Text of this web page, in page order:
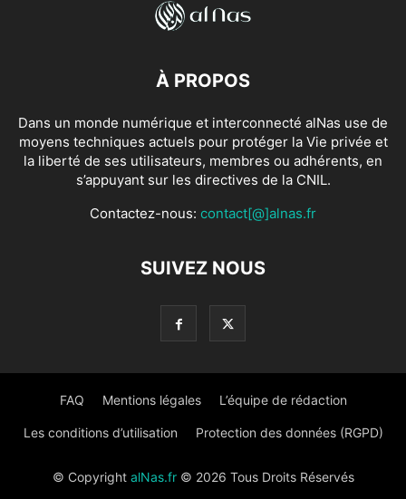
À PROPOS
Dans un monde numérique et interconnecté alNas use de
moyens techniques actuels pour protéger la Vie privée et
la liberté de ses utilisateurs, membres ou adhérents, en
s’appuyant sur les directives de la CNIL.
Contactez-nous: contact[@]alnas.fr
SUIVEZ NOUS
FAQ Mentions légales L’équipe de rédaction
Les conditions d’utilisation Protection des données (RGPD)
© Copyright alNas.fr© 2026 Tous Droits Réservés